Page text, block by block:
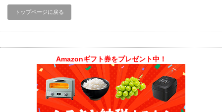
トップページに戻る
Amazonギフト券をプレゼント中！